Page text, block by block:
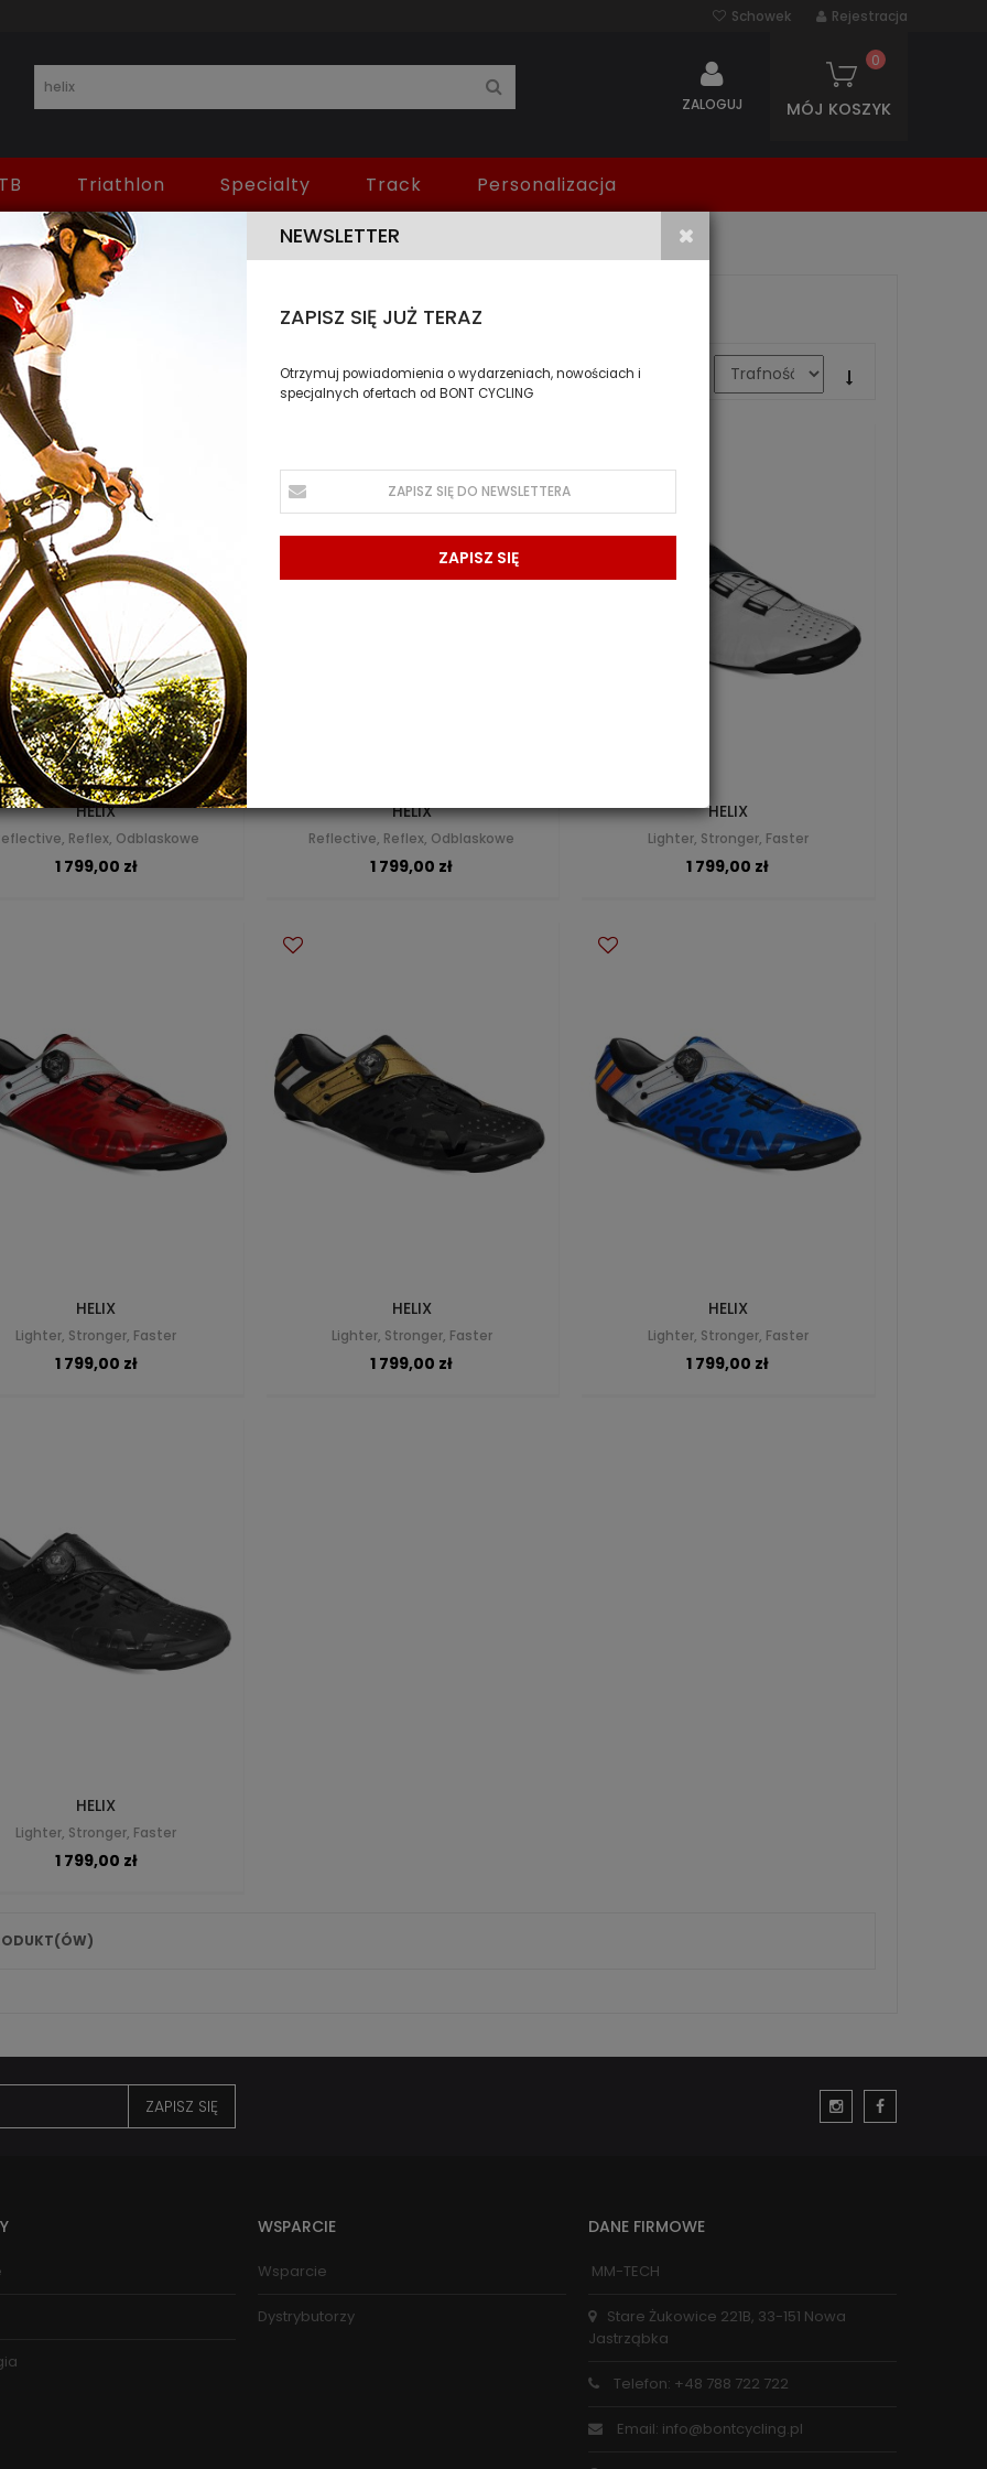
Schowek Rejestracja
MÓJ KOSZYK
0
ZALOGUJ
Triathlon Specialty Track Personalizacja
WYSZUKIWANIA DLA 'HELIX'
SORTUJ WG
HELIX
Reflex, Odblaskowe
1 799,00 zł
HELIX
Reflective, Reflex, Odblaskowe
1 799,00 zł
HELIX
Lighter, Stronger, Faster
1 799,00 zł
HELIX
Lighter, Stronger, Faster
1 799,00 zł
HELIX
Lighter, Stronger, Faster
1 799,00 zł
HELIX
Lighter, Stronger, Faster
1 799,00 zł
HELIX
Lighter, Stronger, Faster
1 799,00 zł
NEWSLETTER
ZAPISZ SIĘ JUŻ TERAZ
Otrzymuj powiadomienia o wydarzeniach, nowościach i
specjalnych ofertach od BONT CYCLING
ZAPISZ SIĘ
ZAPISZ SIĘ
WSPARCIE
Wsparcie
Dystrybutorzy
DANE FIRMOWE
MM-TECH
Stare Żukowice 221B, 33-151 Nowa
Jastrząbka
Telefon: +48 788 722 722
Email: info@bontcycling.pl